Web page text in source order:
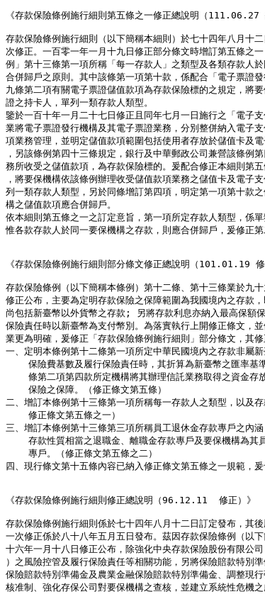
《存款保險條例施行細則第五條之一修正總說明（111.06.27
存款保險條例施行細則（以下簡稱本細則）於七十四年八月十
次修正。一百零一年一月十九日修正部分條文時增訂第五條之
例」第十三條第一項所稱「每一存款人」之類型及各類存款人
合併歸戶之原則。其中該條第一項第十款，係配合「電子票證
九條第二項有關電子票證儲值款項為存款保險標的之規定，將
證之持卡人，單列一類存款人類型。
鑒於一百十年一月二十七日修正且同年七月一日施行之「電子支
業將電子票證發行機構及其電子票證業務，分別整併納入電子
項業務管理，並明定儲值款項範圍包括使用者存放於儲值卡及
，另該條例第四十三條規定，銀行及中華郵政公司兼營該條例
務所收受之儲值款項，為存款保險標的。爰配合修正本細則第
，將要保機構依該條例辦理收受儲值款項業務之儲值卡及電子
列一類存款人類型，另於同條增訂第四項，明定第一項第十款
構之儲值款項應合併歸戶。
依本細則第五條之一之訂定意旨，第一項所定存款人類型，係單
惟各款存款人於同一要保機構之存款，則應合併歸戶，爰修正第
《存款保險條例施行細則部分條文修正總說明（101.01.19 修
存款保險條例（以下簡稱本條例）第十二條、第十三條業於九
修正公布，主要為定明存款保險之保障範圍為我國境內之存款，
尚包括新臺幣以外貨幣之存款; 另將存款利息亦納入最高保額
保險責任時以新臺幣為支付幣別。為落實執行上開修正條文，
業更為明確，爰修正「存款保險條例施行細則」部分條文，其修
一、定明本條例第十二條第一項所定中華民國境內之存款非屬
保險費基數及履行保險責任時，其折算為新臺幣之匯率基
條第二項第四款所定機構將其辦理信託業務取得之資金存
    保險之保障。（修正條文第五條）
二、增訂本條例第十三條第一項所稱每一存款人之類型，以及
    修正條文第五條之一）
三、增訂本條例第十三條第三項所稱員工退休金存款專戶之內
存款性質相當之退職金、離職金存款專戶及要保機構為其
    專戶。（修正條文第五條之二）
四、現行條文第十五條內容已納入修正條文第五條之一規範，爰
《存款保險條例施行細則修正總說明（
存款保險條例施行細則係於七十四年八月十二日訂定發布，其
一次修正係於八十八年五月五日發布。茲因存款保險條例（以
十六年一月十八日修正公布，除強化中央存款保險股份有限公
）之風險控管及履行保險責任等相關功能，另將保險賠款特別
保險賠款特別準備金及農業金融保險賠款特別準備金、調整現
核准制、強化存保公司對要保機構之查核，並建立系統性危機